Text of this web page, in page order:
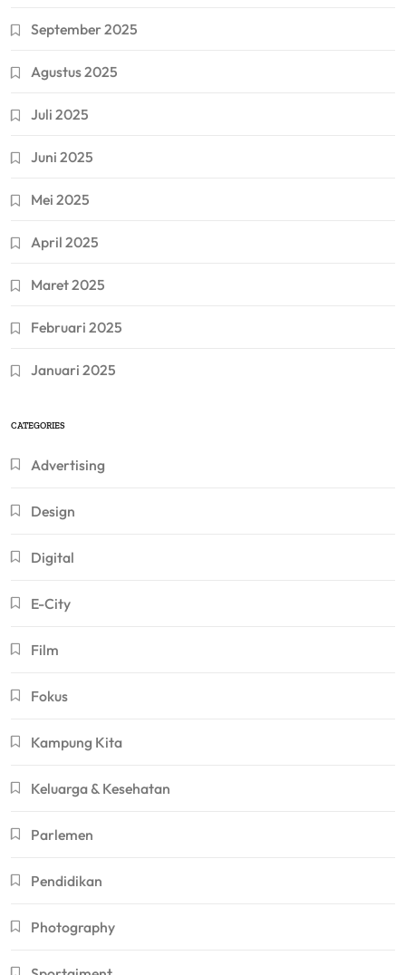
September 2025
Agustus 2025
Juli 2025
Juni 2025
Mei 2025
April 2025
Maret 2025
Februari 2025
Januari 2025
CATEGORIES
Advertising
Design
Digital
E-City
Film
Fokus
Kampung Kita
Keluarga & Kesehatan
Parlemen
Pendidikan
Photography